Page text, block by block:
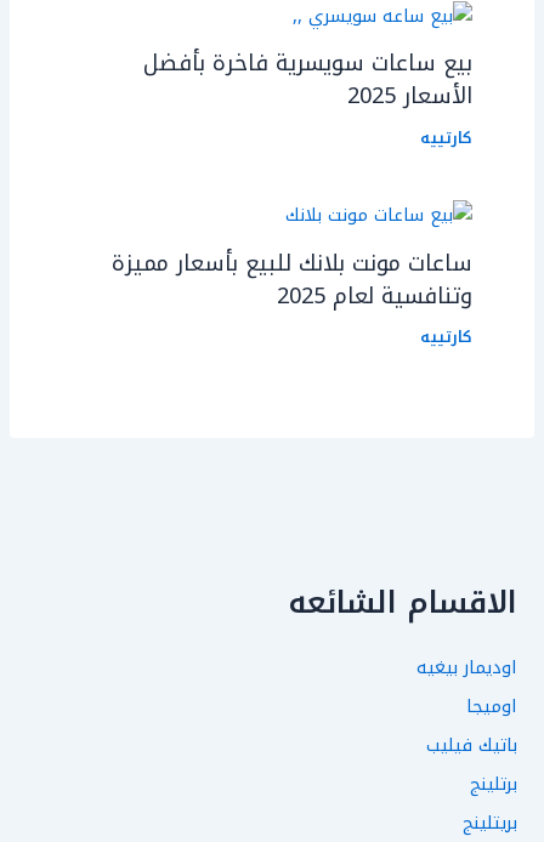
بيع ساعات سويسرية فاخرة بأفضل
الأسعار 2025
كارتييه
ساعات مونت بلانك للبيع بأسعار مميزة
وتنافسية لعام 2025
كارتييه
الاقسام الشائعه
اوديمار بيغيه
اوميجا
باتيك فيليب
برتلينج
بريتلينج